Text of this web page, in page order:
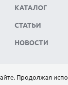
КАТАЛОГ
СТАТЬИ
НОВОСТИ
Продолжая